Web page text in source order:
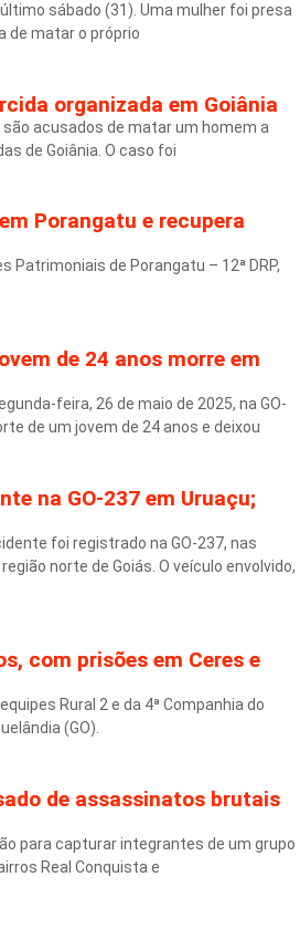
sábado (31). Uma mulher foi presa
de matar o próprio
organizada em Goiânia
acusados de matar um homem a
de Goiânia. O caso foi
Porangatu e recupera
Patrimoniais de Porangatu – 12ª DRP,
de 24 anos morre em
feira, 26 de maio de 2025, na GO-
de um jovem de 24 anos e deixou
na GO-237 em Uruaçu;
foi registrado na GO-237, nas
norte de Goiás. O veículo envolvido,
com prisões em Ceres e
Rural 2 e da 4ª Companhia do
(GO).
de assassinatos brutais
para capturar integrantes de um grupo
Real Conquista e